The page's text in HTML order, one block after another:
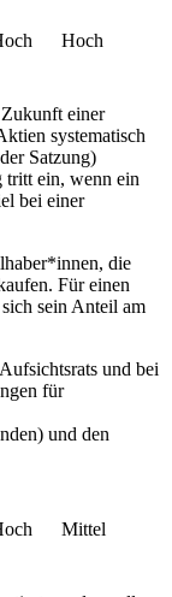
Hoch
einer
systematisch
Satzung)
tritt ein, wenn ein
bei einer
die
Für einen
sein Anteil am
und bei
für
und den
Mittel